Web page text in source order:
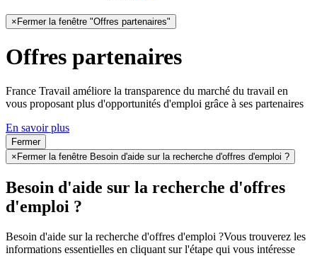
×Fermer la fenêtre "Offres partenaires"
Offres partenaires
France Travail améliore la transparence du marché du travail en
vous proposant plus d'opportunités d'emploi grâce à ses partenaires
En savoir plus
Fermer
× Fermer la fenêtre Besoin d'aide sur la recherche d'offres d'emploi ?
Besoin d'aide sur la recherche d'offres
d'emploi ?
Besoin d'aide sur la recherche d'offres d'emploi ?Vous trouverez les
informations essentielles en cliquant sur l'étape qui vous intéresse